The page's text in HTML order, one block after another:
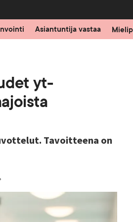
Asiantuntija vastaa
yt-
Tavoitteena on